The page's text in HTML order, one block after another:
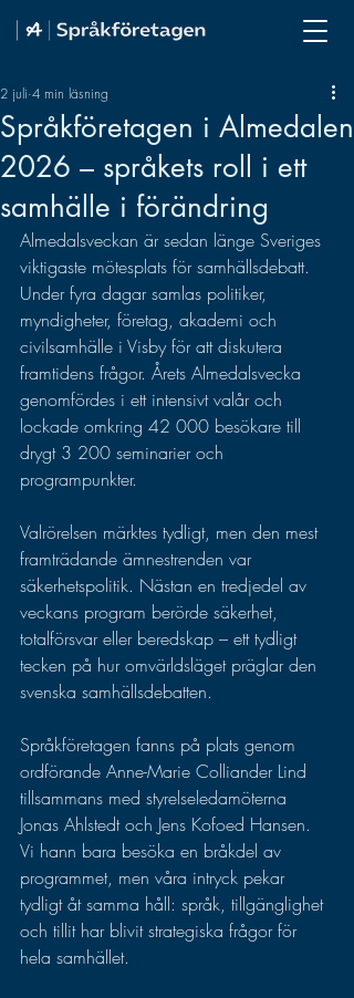
Språkföretagen i Almedalen
2026 – språkets roll i ett
samhälle i förändring
2 juli 4 min läsning
Almedalsveckan är sedan länge Sveriges
viktigaste mötesplats för samhällsdebatt.
Under fyra dagar samlas politiker,
myndigheter, företag, akademi och
civilsamhälle i Visby för att diskutera
framtidens frågor. Årets Almedalsvecka
genomfördes i ett intensivt valår och
lockade omkring 42 000 besökare till
drygt 3 200 seminarier och
programpunkter.
Valrörelsen märktes tydligt, men den mest
framträdande ämnestrenden var
säkerhetspolitik. Nästan en tredjedel av
veckans program berörde säkerhet,
totalförsvar eller beredskap – ett tydligt
tecken på hur omvärldsläget präglar den
svenska samhällsdebatten.
Språkföretagen fanns på plats genom
ordförande Anne-Marie Colliander Lind
tillsammans med styrelseledamöterna
Jonas Ahlstedt och Jens Kofoed Hansen.
Vi hann bara besöka en bråkdel av
programmet, men våra intryck pekar
tydligt åt samma håll: språk, tillgänglighet
och tillit har blivit strategiska frågor för
hela samhället.